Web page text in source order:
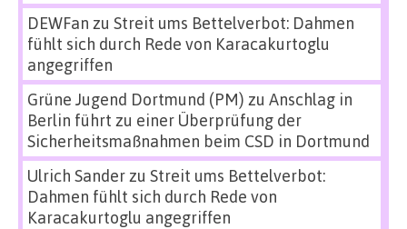
DEWFan zu Streit ums Bettelverbot: Dahmen
fühlt sich durch Rede von Karacakurtoglu
angegriffen
Grüne Jugend Dortmund (PM) zu Anschlag in
Berlin führt zu einer Überprüfung der
Sicherheitsmaßnahmen beim CSD in Dortmund
Ulrich Sanderzu Streit ums Bettelverbot:
Dahmen fühlt sich durch Rede von
Karacakurtoglu angegriffen